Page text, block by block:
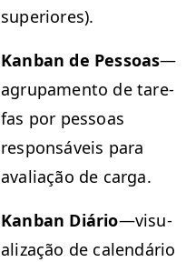
superiores).
Kan­ban de Pes­soas—
agru­pa­men­to de tare­
fas por pes­soas
respon­sáveis para
avali­ação de carga.
Kan­ban Diário—visu­
al­iza­ção de cal­endário